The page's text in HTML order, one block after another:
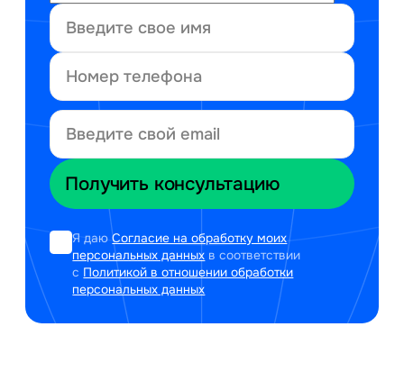
Я даюСогласие на обработку моих
персональных данных в соответствии
с Политикой в отношении обработки
персональных данных